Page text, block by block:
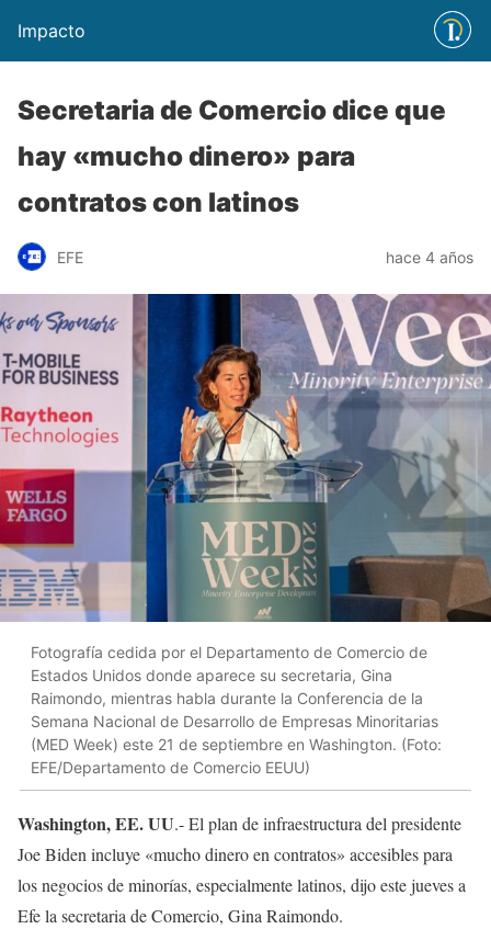
Impacto
Secretaria de Comercio dice que
hay «mucho dinero» para
contratos con latinos
EFE hace 4 años
Fotografía cedida por el Departamento de Comercio de
Estados Unidos donde aparece su secretaria, Gina
Raimondo, mientras habla durante la Conferencia de la
Semana Nacional de Desarrollo de Empresas Minoritarias
(MED Week) este 21 de septiembre en Washington. (Foto:
EFE/Departamento de Comercio EEUU)
Washington, EE. UU.- El plan de infraestructura del presidente
Joe Biden incluye «mucho dinero en contratos» accesibles para
los negocios de minorías, especialmente latinos, dijo este jueves a
Efe la secretaria de Comercio, Gina Raimondo.